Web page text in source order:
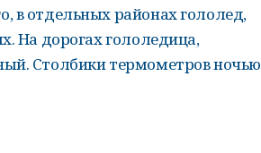
в отдельных районах гололед,
На дорогах гололедица,
Столбики термометров ночью